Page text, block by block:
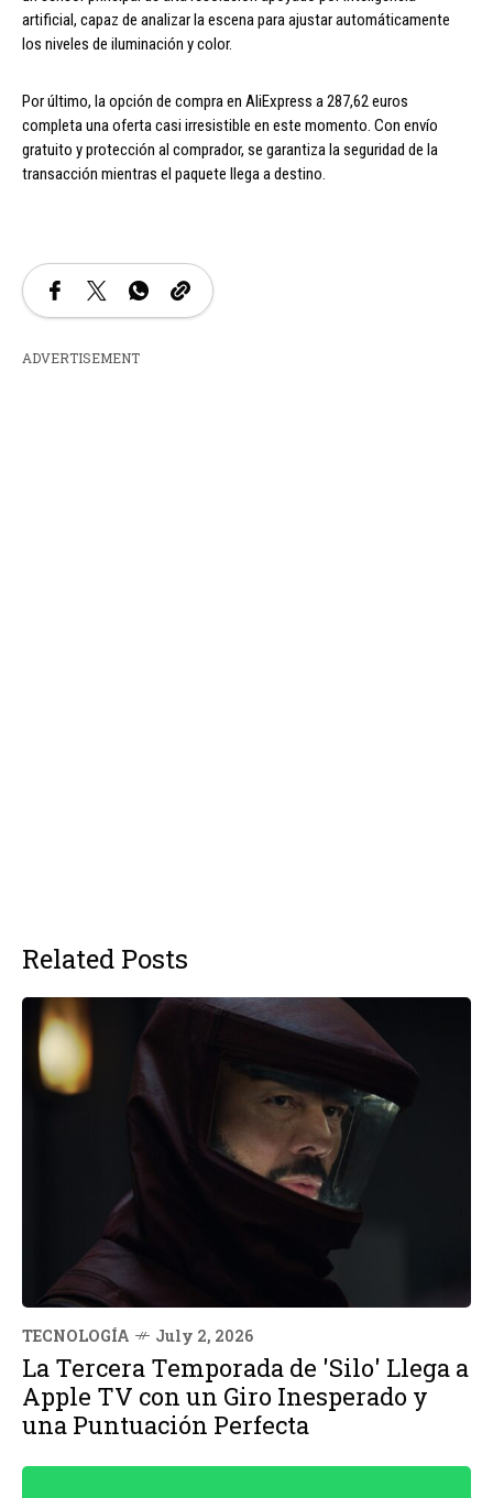
artificial, capaz de analizar la escena para ajustar automáticamente
los niveles de iluminación y color.
Por último, la opción de compra en AliExpress a 287,62 euros
completa una oferta casi irresistible en este momento. Con envío
gratuito y protección al comprador, se garantiza la seguridad de la
transacción mientras el paquete llega a destino.
ADVERTISEMENT
Related Posts
TECNOLOGÍA July 2, 2026
La Tercera Temporada de 'Silo' Llega a
Apple TV con un Giro Inesperado y
una Puntuación Perfecta